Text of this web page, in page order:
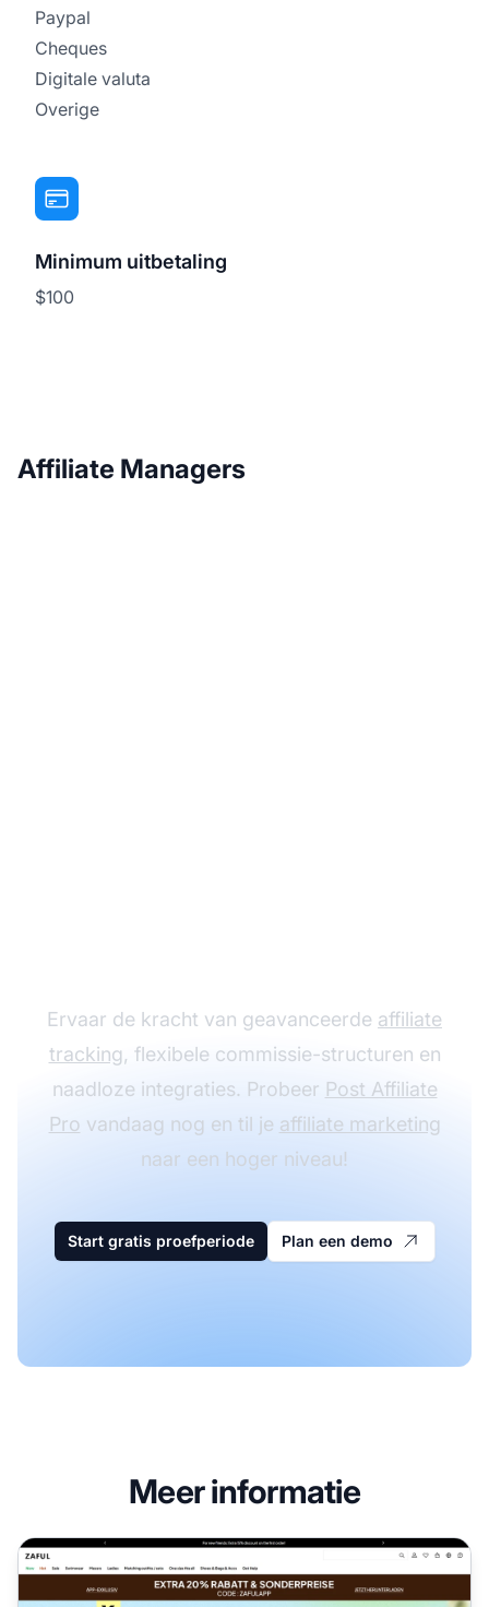
Paypal
Cheques
Digitale valuta
Overige
Minimum uitbetaling
$100
Affiliate Managers
Ervaar de kracht van geavanceerde affiliate
tracking, flexibele commissie-structuren en
naadloze integraties. Probeer Post Affiliate
Pro vandaag nog en til je affiliate marketing
naar een hoger niveau!
Start gratis proefperiode Plan een demo
Meer informatie
ZAFUL Affiliate Programma